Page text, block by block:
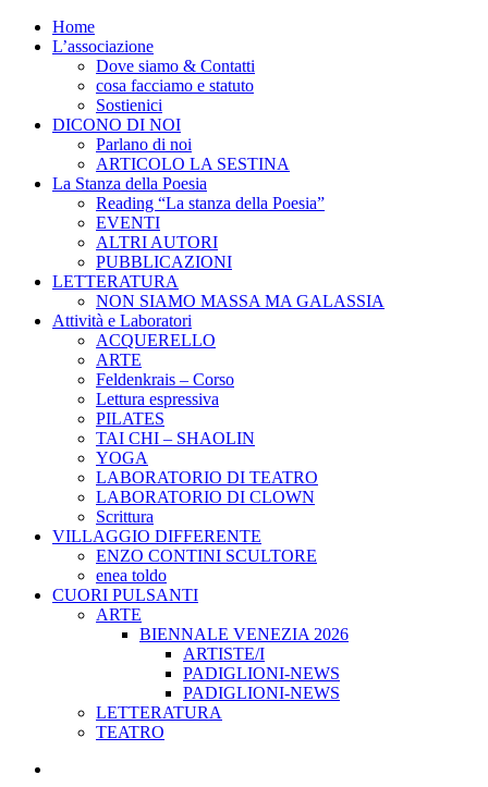
Home
L’associazione
Dove siamo & Contatti
cosa facciamo e statuto
Sostienici
DICONO DI NOI
Parlano di noi
ARTICOLO LA SESTINA
La Stanza della Poesia
Reading “La stanza della Poesia”
EVENTI
ALTRI AUTORI
PUBBLICAZIONI
LETTERATURA
NON SIAMO MASSA MA GALASSIA
Attività e Laboratori
ACQUERELLO
ARTE
Feldenkrais – Corso
Lettura espressiva
PILATES
TAI CHI – SHAOLIN
YOGA
LABORATORIO DI TEATRO
LABORATORIO DI CLOWN
Scrittura
VILLAGGIO DIFFERENTE
ENZO CONTINI SCULTORE
enea toldo
CUORI PULSANTI
ARTE
BIENNALE VENEZIA 2026
ARTISTE/I
PADIGLIONI-NEWS
PADIGLIONI-NEWS
LETTERATURA
TEATRO